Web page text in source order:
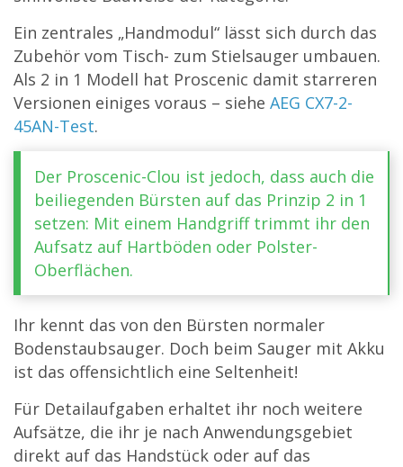
Ein zentrales „Handmodul“ lässt sich durch das
Zubehör vom Tisch- zum Stielsauger umbauen.
Als 2 in 1 Modell hat Proscenic damit starreren
Versionen einiges voraus – siehe AEG CX7-2-
45AN-Test.
Der Proscenic-Clou ist jedoch, dass auch die
beiliegenden Bürsten auf das Prinzip 2 in 1
setzen: Mit einem Handgriff trimmt ihr den
Aufsatz auf Hartböden oder Polster-
Oberflächen.
Ihr kennt das von den Bürsten normaler
Bodenstaubsauger. Doch beim Sauger mit Akku
ist das offensichtlich eine Seltenheit!
Für Detailaufgaben erhaltet ihr noch weitere
Aufsätze, die ihr je nach Anwendungsgebiet
direkt auf das Handstück oder auf das